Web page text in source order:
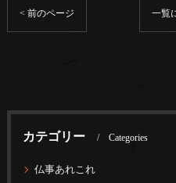
< 前のページ 一覧
カテゴリー Categories
仏事あれこれ